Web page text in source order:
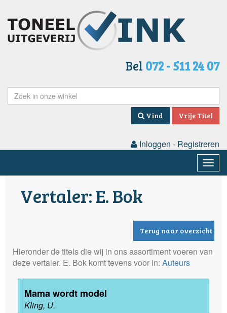
Bel 072 - 511 24 07
Vind Vrije Titel
Inloggen - Registreren
Vertaler: E. Bok
Terug naar overzicht
Hieronder de titels die wij in ons assortiment voeren van
deze vertaler. E. Bok komt tevens voor in: Auteurs
Mama wordt model
Kling, U.